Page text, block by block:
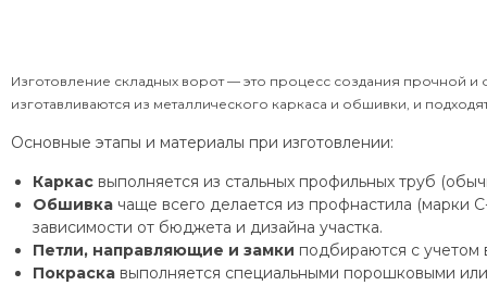
Изготовление складных ворот — это процесс создания прочной
изготавливаются из металлического каркаса и обшивки, и
Основные этапы и материалы при изготовлении:
Каркас выполняется из стальных профильных труб
Обшивка чаще всего делается из профнастила (марки
зависимости от бюджета и дизайна участка.
Петли, направляющие и замки подбираются с учетом
Покраска выполняется специальными порошковыми